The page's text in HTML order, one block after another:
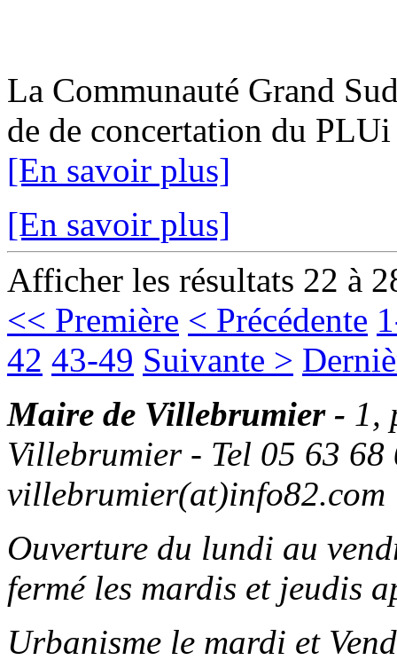
La Communauté Grand
de de concertation du
[En savoir plus]
[En savoir plus]
Afficher les résultats 22 à
<< Première < Précédente
42 43-49 Suivante >
Maire de Villebrumier - 1,
Villebrumier - Tel 05 63
villebrumier(at)info82.com
Ouverture du lundi au
fermé les mardis et jeudis
Urbanisme le mardi et